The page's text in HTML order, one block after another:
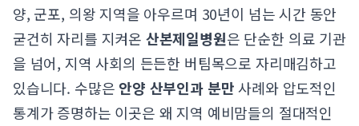
양, 군포, 의왕 지역을 아우르며 30년이 넘는 시간 동안
굳건히 자리를 지켜온 산본제일병원은 단순한 의료 기관
을 넘어, 지역 사회의 든든한 버팀목으로 자리매김하고
있습니다. 수많은 안양 산부인과 분만사례와 압도적인
통계가 증명하는 이곳은 왜 지역 예비맘들의 절대적인